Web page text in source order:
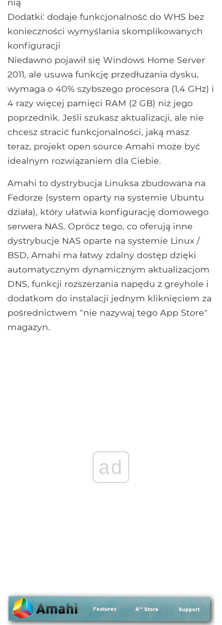
Dodatki: dodaje funkcjonalność do WHS bez
konieczności wymyślania skomplikowanych
konfiguracji
Niedawno pojawił się Windows Home Server
2011, ale usuwa funkcję przedłużania dysku,
wymaga o 40% szybszego procesora (1,4 GHz) i
4 razy więcej pamięci RAM (2 GB) niż jego
poprzednik. Jeśli szukasz aktualizacji, ale nie
chcesz stracić funkcjonalności, jaką masz
teraz, projekt open source Amahi może być
idealnym rozwiązaniem dla Ciebie.
Amahi to dystrybucja Linuksa zbudowana na
Fedorze (system oparty na systemie Ubuntu
działa), który ułatwia konfigurację domowego
serwera NAS. Oprócz tego, co oferują inne
dystrybucje NAS oparte na systemie Linux /
BSD, Amahi ma łatwy zdalny dostęp dzięki
automatycznym dynamicznym aktualizacjom
DNS, funkcji rozszerzania napędu z greyhole i
dodatkom do instalacji jednym kliknięciem za
pośrednictwem "nie nazywaj tego App Store"
magazyn.
ad